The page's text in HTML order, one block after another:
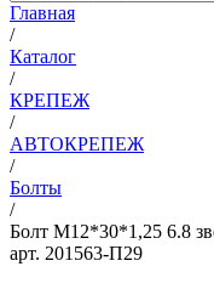
Главная
/
Каталог
/
КРЕПЕЖ
/
АВТОКРЕПЕЖ
/
Болты
/
Болт М12*30*1,25 6.8
арт. 201563-П29